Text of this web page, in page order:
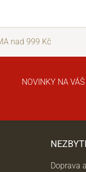
nad 999 Kč
NOVINKY NA VÁŠ
Doprava